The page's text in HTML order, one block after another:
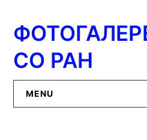
содержимому
СО РАН
MENU